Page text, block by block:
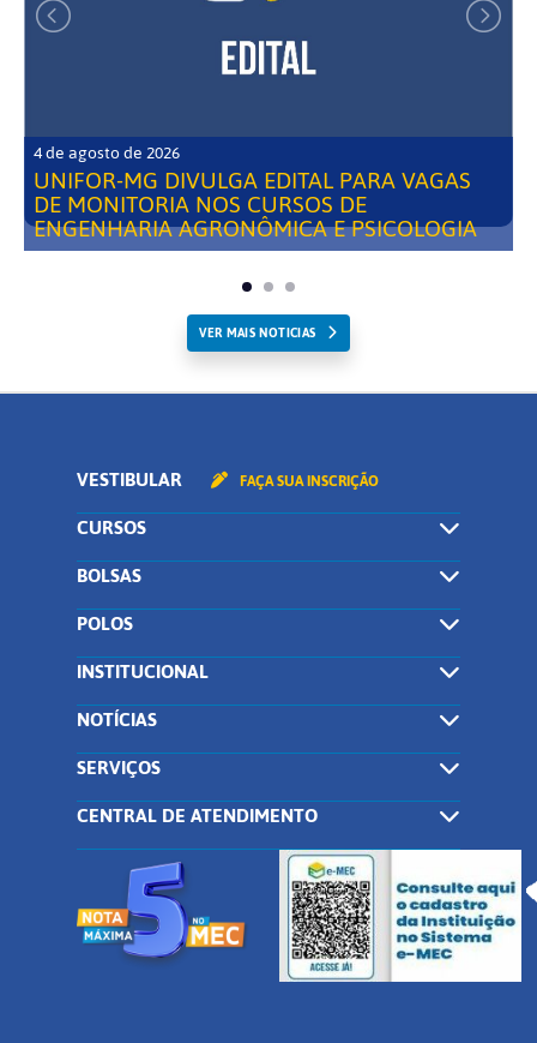
4 de agosto de 2026
UNIFOR-MG DIVULGA EDITAL PARA VAGAS
DE MONITORIA NOS CURSOS DE
ENGENHARIA AGRONÔMICA E PSICOLOGIA
VER MAIS NOTICIAS
VESTIBULAR FAÇA SUA INSCRIÇÃO
CURSOS
BOLSAS
POLOS
INSTITUCIONAL
NOTÍCIAS
SERVIÇOS
CENTRAL DE ATENDIMENTO